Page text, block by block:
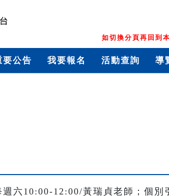
如切換分頁再回到
要公告 我要報名 活動查詢 導
週六10:00-12:00/黃瑞貞老師；個別